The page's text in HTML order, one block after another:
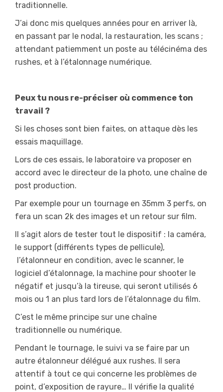
traditionnelle.
J’ai donc mis quelques années pour en arriver là,
en passant par le nodal, la restauration, les scans ;
attendant patiemment un poste au télécinéma des
rushes, et à l’étalonnage numérique.
Peux tu nous re-préciser où commence ton
travail ?
Si les choses sont bien faites, on attaque dès les
essais maquillage.
Lors de ces essais, le laboratoire va proposer en
accord avec le directeur de la photo, une chaîne de
post production.
Par exemple pour un tournage en 35mm 3 perfs, on
fera un scan 2k des images et un retour sur film.
Il s’agit alors de tester tout le dispositif : la caméra,
le support (différents types de pellicule),
l’étalonneur en condition, avec le scanner, le
logiciel d’étalonnage, la machine pour shooter le
négatif et jusqu’à la tireuse, qui seront utilisés 6
mois ou 1 an plus tard lors de l’étalonnage du film.
C’est le même principe sur une chaîne
traditionnelle ou numérique.
Pendant le tournage, le suivi va se faire par un
autre étalonneur délégué aux rushes. Il sera
attentif à tout ce qui concerne les problèmes de
point, d’exposition de rayure… Il vérifie la qualité